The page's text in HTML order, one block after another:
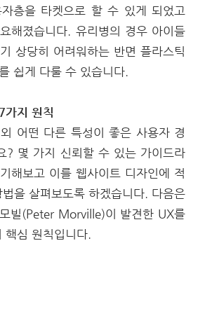
층을 타켓으로 할 수 있게 되었고
해졌습니다. 유리병의 경우 아이들
상당히 어려워하는 반면 플라스틱
쉽게 다룰 수 있습니다.
가지 원칙
어떤 다른 특성이 좋은 사용자 경
? 몇 가지 신뢰할 수 있는 가이드라
해보고 이를 웹사이트 디자인에 적
을 살펴보도록 하겠습니다. 다음은
빌(Peter Morville)이 발견한 UX를
심 원칙입니다.